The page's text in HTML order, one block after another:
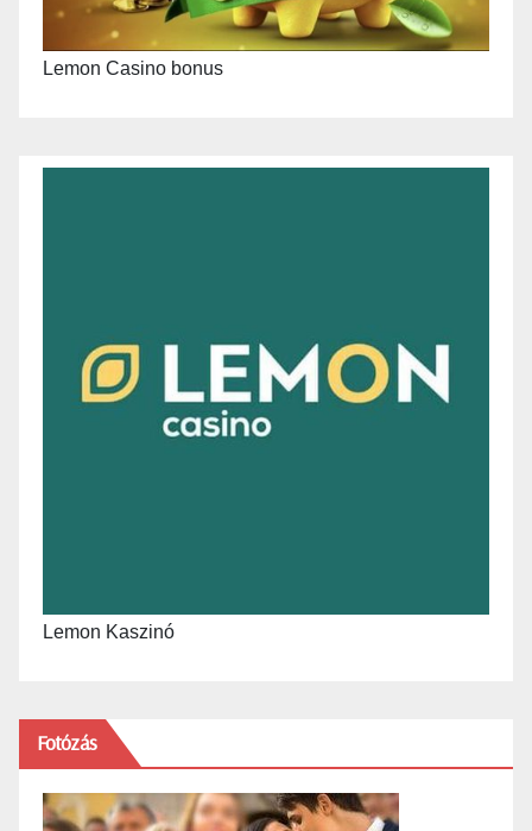
Lemon Casino bonus
Lemon Kaszinó
Fotózás